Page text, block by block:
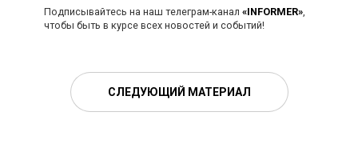
Подписывайтесь на наш телеграм-канал «INFORMER»,
чтобы быть в курсе всех новостей и событий!
СЛЕДУЮЩИЙ МАТЕРИАЛ